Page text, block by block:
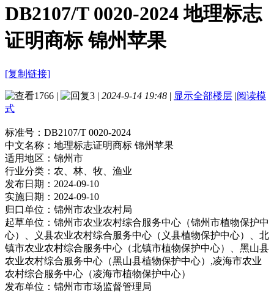
DB2107/T 0020-2024 地理标志
证明商标 锦州苹果
[复制链接]
1766 | 3 | 2024-9-14 19:48 | 显示全部楼层 |阅读模
式
标准号： DB2107/T 0020-2024
中文名称： 地理标志证明商标 锦州苹果
适用地区： 锦州市
行业分类： 农、林、牧、渔业
发布日期： 2024-09-10
实施日期： 2024-09-10
归口单位： 锦州市农业农村局
起草单位： 锦州市农业农村综合服务中心（锦州市植物保护中
心）、义县农业农村综合服务中心（义县植物保护中心）、北
镇市农业农村综合服务中心（北镇市植物保护中心）、黑山县
农业农村综合服务中心（黑山县植物保护中心）,凌海市农业
农村综合服务中心（凌海市植物保护中心）
发布单位： 锦州市市场监督管理局